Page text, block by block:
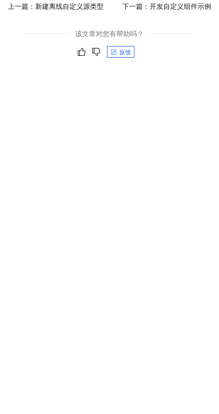
上一篇： 新建离线自定义源类型 下一篇： 开发自定义组件示例
该文章对您有帮助吗？
反馈